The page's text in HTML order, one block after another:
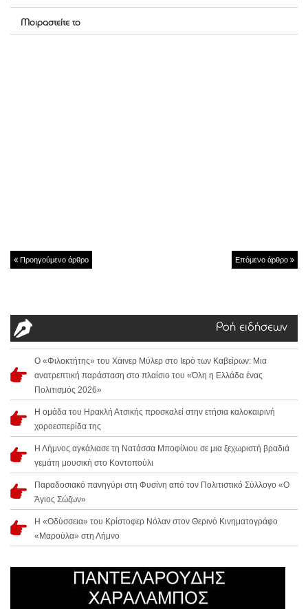
Μοιραστείτε το
Προηγούμενο άρθρο Επόμενο άρθρο
Ροή ειδήσεων
Ο «Φιλοκτήτης» του Χάινερ Μύλερ στο Ιερό των Καβείρων: Μια
ανατρεπτική παράσταση στο πλαίσιο του «Όλη η Ελλάδα ένας
Πολιτισμός 2026»
Η ομάδα του Ηρακλή Ατσικής προσκαλεί στην ετήσια καλοκαιρινή
χοροεσπερίδα της
Η Λήμνος αγκάλιασε τη Νατάσσα Μποφίλιου σε μια ξεχωριστή βραδιά
γεμάτη μουσική στο Κοντοπούλι
Παραδοσιακό πανηγύρι στη Φυσίνη από τον Πολιτιστικό Σύλλογο «Ο
Άγιος Σώζων»
Η «Οδύσσεια» του Κρίστοφερ Νόλαν στον Θερινό Κινηματογράφο
«Μαρούλα» στη Λήμνο